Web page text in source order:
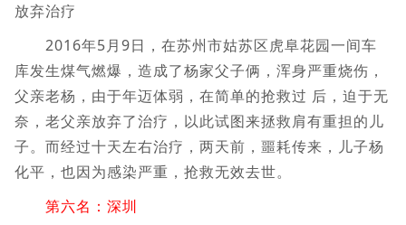
放弃治疗
2016年5月9日，在苏州市姑苏区虎阜花园一间车
库发生煤气燃爆，造成了杨家父子俩，浑身严重烧伤，
父亲老杨，由于年迈体弱，在简单的抢救过 后，迫于无
奈，老父亲放弃了治疗，以此试图来拯救肩有重担的儿
子。而经过十天左右治疗，两天前，噩耗传来，儿子杨
化平，也因为感染严重，抢救无效去世。
第六名：深圳